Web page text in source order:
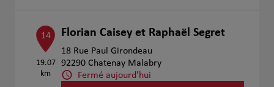
14
19.07
km
Florian Caisey et Raphaël Segret
18 Rue Paul Girondeau
92290 Chatenay Malabry
Fermé aujourd'hui